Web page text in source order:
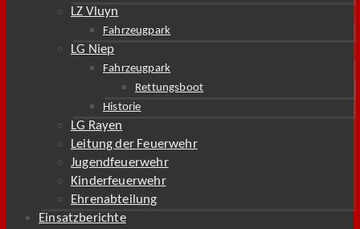
LZ Vluyn
Fahrzeugpark
LG Niep
Fahrzeugpark
Rettungsboot
Historie
LG Rayen
Leitung der Feuerwehr
Jugendfeuerwehr
Kinderfeuerwehr
Ehrenabteilung
Einsatzberichte